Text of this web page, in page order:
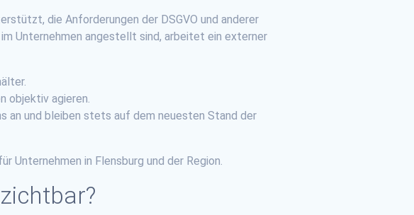
die Anforderungen der DSGVO und anderer
Unternehmen angestellt sind, arbeitet ein externer
objektiv agieren.
an und bleiben stets auf dem neuesten Stand der
Unternehmen in Flensburg und der Region.